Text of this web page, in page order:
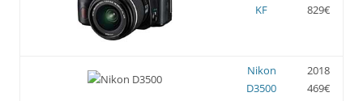
KF
829€
Nikon
D3500
2018
469€